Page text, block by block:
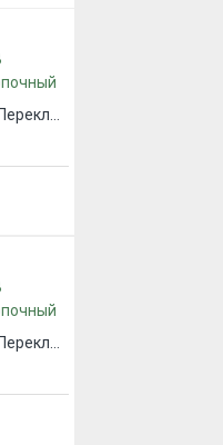
11ПКМ49-11122В Переключатель кнопочный
11ПКМ49-11133В Переключатель кнопочный